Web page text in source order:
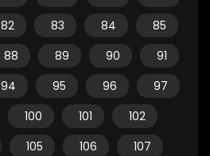
82 83 84
85
88 89 90
91
94 95 96
97
100 101
102
105 106
107